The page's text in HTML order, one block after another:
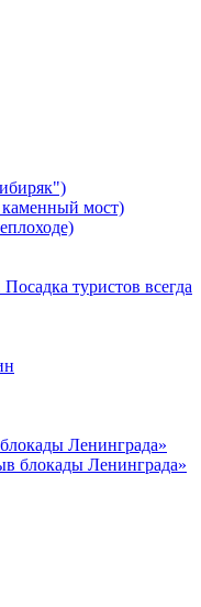
мост)
туристов всегда
Ленинграда»
блокады Ленинграда»